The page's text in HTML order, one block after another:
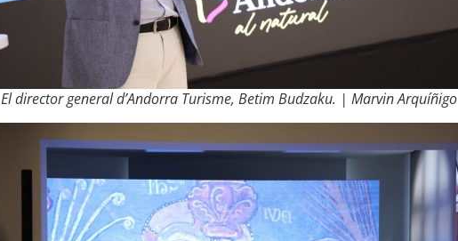
El director general d’Andorra Turisme, Betim Budzaku. | Marvin Arquíñigo